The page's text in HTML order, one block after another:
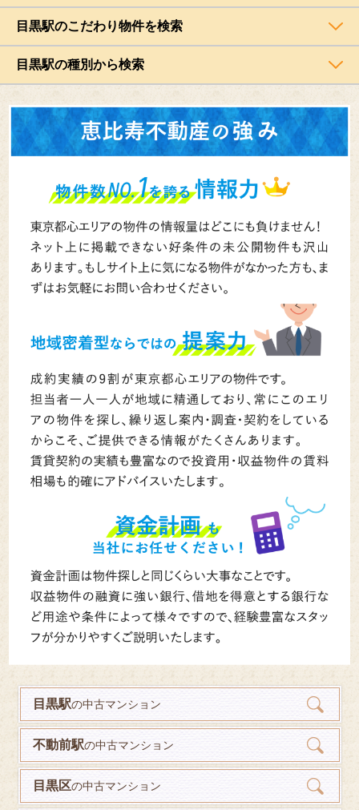
目黒駅のこだわり物件を検索
目黒駅の種別から検索
目黒駅の中古マンション
不動前駅の中古マンション
目黒区の中古マンション